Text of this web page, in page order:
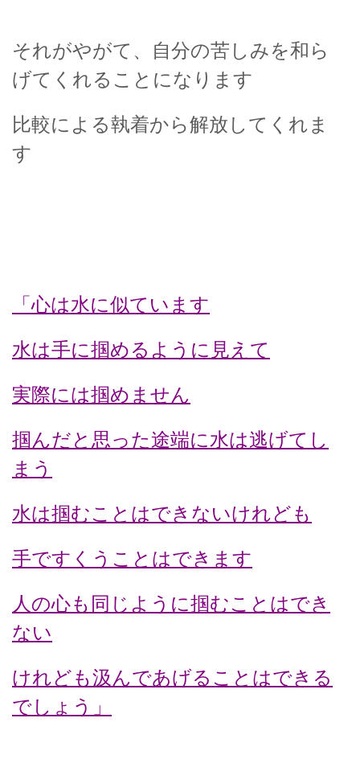
それがやがて、自分の苦しみを和ら
げてくれることになります
比較による執着から解放してくれま
す
「心は水に似ています
水は手に掴めるように見えて
実際には掴めません
掴んだと思った途端に水は逃げてし
まう
水は掴むことはできないけれども
手ですくうことはできます
人の心も同じように掴むことはでき
ない
けれども汲んであげることはできる
でしょう」